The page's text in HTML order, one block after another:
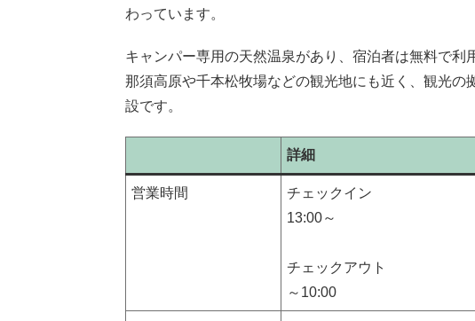
わっています。
キャンパー専用の天然温泉があり、宿泊者は無料で利
那須高原や千本松牧場などの観光地にも近く、観光の
設です。
詳細
営業時間
チェックイン
13:00～
チェックアウト
～10:00